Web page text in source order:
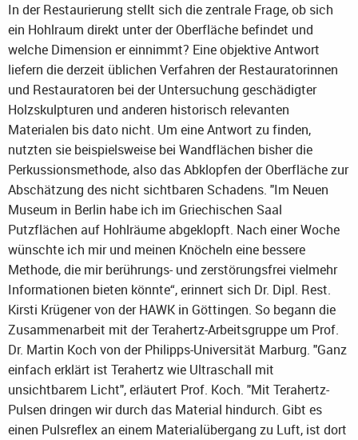
In der Restaurierung stellt sich die zentrale Frage, ob sich
ein Hohlraum direkt unter der Oberfläche befindet und
welche Dimension er einnimmt? Eine objektive Antwort
liefern die derzeit üblichen Verfahren der Restauratorinnen
und Restauratoren bei der Untersuchung geschädigter
Holzskulpturen und anderen historisch relevanten
Materialen bis dato nicht. Um eine Antwort zu finden,
nutzten sie beispielsweise bei Wandflächen bisher die
Perkussionsmethode, also das Abklopfen der Oberfläche zur
Abschätzung des nicht sichtbaren Schadens. "Im Neuen
Museum in Berlin habe ich im Griechischen Saal
Putzflächen auf Hohlräume abgeklopft. Nach einer Woche
wünschte ich mir und meinen Knöcheln eine bessere
Methode, die mir berührungs- und zerstörungsfrei vielmehr
Informationen bieten könnte“, erinnert sich Dr. Dipl. Rest.
Kirsti Krügener von der HAWK in Göttingen. So begann die
Zusammenarbeit mit der Terahertz-Arbeitsgruppe um Prof.
Dr. Martin Koch von der Philipps-Universität Marburg. "Ganz
einfach erklärt ist Terahertz wie Ultraschall mit
unsichtbarem Licht", erläutert Prof. Koch. "Mit Terahertz-
Pulsen dringen wir durch das Material hindurch. Gibt es
einen Pulsreflex an einem Materialübergang zu Luft, ist dort